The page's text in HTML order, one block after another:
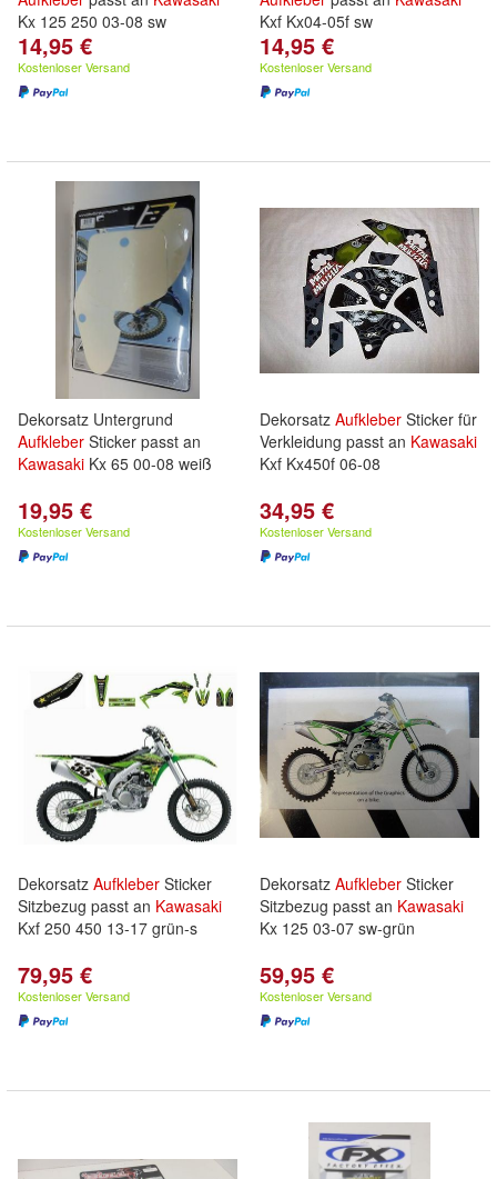
Kx 125 250 03-08 sw
14,95 €
Kostenloser Versand
Kxf Kx04-05f sw
14,95 €
Kostenloser Versand
Dekorsatz Untergrund
Aufkleber Sticker passt an
Kawasaki Kx 65 00-08 weiß
19,95 €
Kostenloser Versand
Dekorsatz Aufkleber Sticker für
Verkleidung passt an Kawasaki
Kxf Kx450f 06-08
34,95 €
Kostenloser Versand
Dekorsatz Aufkleber Sticker
Sitzbezug passt an Kawasaki
Kxf 250 450 13-17 grün-s
79,95 €
Kostenloser Versand
Dekorsatz Aufkleber Sticker
Sitzbezug passt an Kawasaki
Kx 125 03-07 sw-grün
59,95 €
Kostenloser Versand